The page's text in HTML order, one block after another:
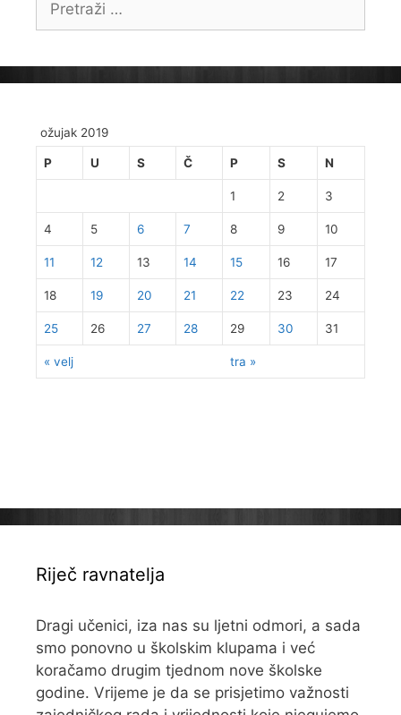
ožujak 2019
P U S Č P S N
« velj tra »
1 2 3
4 5 6 7 8 9 10
11 12 13 14 15 16 17
18 19 20 21 22 23 24
25 26 27 28 29 30 31
Riječ ravnatelja
Dragi učenici, iza nas su ljetni odmori, a sada
smo ponovno u školskim klupama i već
koračamo drugim tjednom nove školske
godine. Vrijeme je da se prisjetimo važnosti